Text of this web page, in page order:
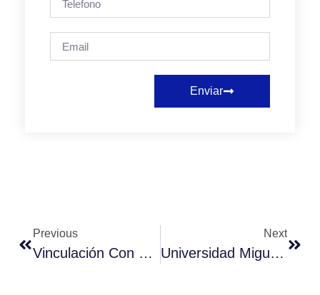
Enviar
Previous
Vinculación Con El Medio De La UMC Fortalece La Colaboración Con La Sociedad Civil Y El Municipio De Santiago
Next
Universidad Miguel De Cervantes Recibió Audiencias Públicas Para El Proceso Constitucional